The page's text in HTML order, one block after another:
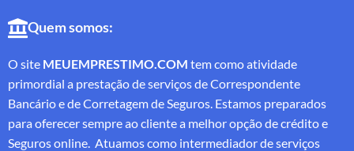
Quem somos:
O site MEUEMPRESTIMO.COM tem como atividade
primordial a prestação de serviços de Correspondente
Bancário e de Corretagem de Seguros. Estamos preparados
para oferecer sempre ao cliente a melhor opção de crédito e
Seguros online. Atuamos como intermediador de serviços